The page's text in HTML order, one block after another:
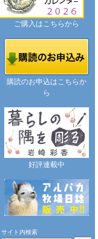
ご購入はこちらから
購読のお申込はこちらか
ら
好評連載中
サイト内検索